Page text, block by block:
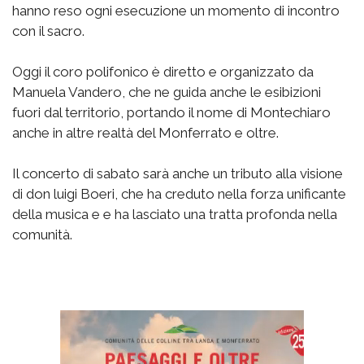
hanno reso ogni esecuzione un momento di incontro
con il sacro.
Oggi il coro polifonico è diretto e organizzato da
Manuela Vandero, che ne guida anche le esibizioni
fuori dal territorio, portando il nome di Montechiaro
anche in altre realtà del Monferrato e oltre.
Il concerto di sabato sarà anche un tributo alla visione
di don luigi Boeri, che ha creduto nella forza unificante
della musica e e ha lasciato una tratta profonda nella
comunità.